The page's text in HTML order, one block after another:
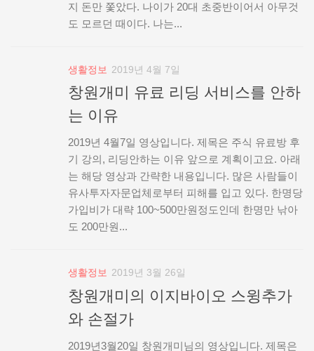
지 돈만 쫓았다. 나이가 20대 초중반이어서 아무것
도 모르던 때이다. 나는...
생활정보 2019년 4월 7일
창원개미 유료 리딩 서비스를 안하
는 이유
2019년 4월7일 영상입니다. 제목은 주식 유료방 후
기 강의, 리딩안하는 이유 앞으로 계획이고요. 아래
는 해당 영상과 간략한 내용입니다. 많은 사람들이
유사투자자문업체로부터 피해를 입고 있다. 한명당
가입비가 대략 100~500만원정도인데 한명만 낚아
도 200만원...
생활정보 2019년 3월 26일
창원개미의 이지바이오 스윙추가
와 손절가
2019년3월20일 창원개미님의 영상입니다. 제목은